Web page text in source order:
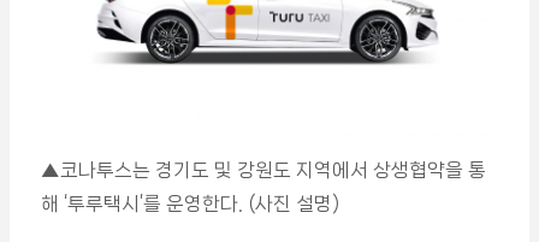
▲코나투스는 경기도 및 강원도 지역에서 상생협약을 통
해 ‘투루택시’를 운영한다. (사진 설명)